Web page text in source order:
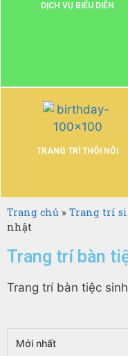
DỊCH VỤ BIỂU DIỄN
TRANG TRÍ THÔI NÔI
Trang chủ » Trang trí
nhật
Trang trí bàn
Trang trí bàn tiệc